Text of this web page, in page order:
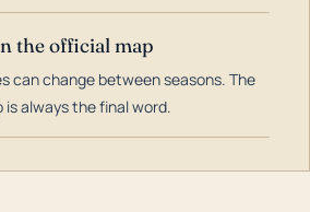
the official map
can change between seasons. The
always the final word.